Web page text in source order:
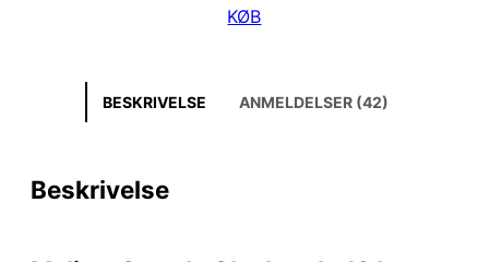
KØB
BESKRIVELSE ANMELDELSER (42)
Beskrivelse